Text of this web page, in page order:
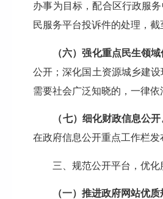
办事为目标，配合区行政服
民服务平台投诉件的处理，
（六）强化重点民生领
公开；深化国土资源城乡建
需要社会广泛知晓的，一律
（七）细化财政信息公开
在政府信息公开重点工作栏发
三、规范公开平台，优化
（一）推进政府网站优